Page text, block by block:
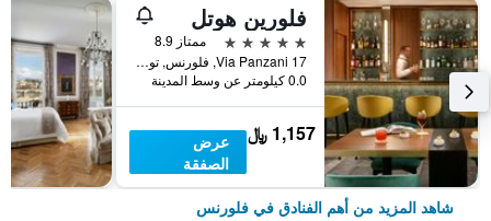
فلورين هوتل
5 نجوم
ممتاز 8.9
17 Via Panzani, فلورنس, توسكانا, إيطاليا
0.0 كيلومتر عن وسط المدينة
1,157 ﷼
عرض
الصفقة
شاهد المزيد من أهم الفنادق في فلورنس